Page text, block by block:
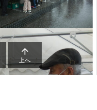

上へ